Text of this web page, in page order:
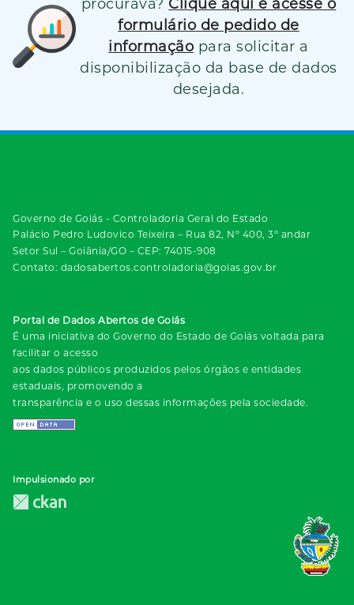
procurava? Clique aqui e acesse o
formulário de pedido de
informação para solicitar a
disponibilização da base de dados
desejada.
Governo de Goiás - Controladoria Geral do Estado
Palácio Pedro Ludovico Teixeira – Rua 82, Nº 400, 3º andar
Setor Sul – Goiânia/GO – CEP: 74015-908
Contato: dadosabertos.controladoria@goias.gov.br
Portal de Dados Abertos de Goiás
É uma iniciativa do Governo do Estado de Goiás voltada para
facilitar o acesso
aos dados públicos produzidos pelos órgãos e entidades
estaduais, promovendo a
transparência e o uso dessas informações pela sociedade.
Impulsionado por